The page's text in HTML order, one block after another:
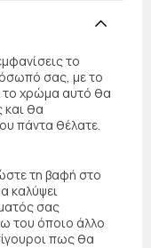
το
σας, με το
το χρώμα αυτό θα
και θα
πάντα θέλατε.
τη βαφή στο
καλύψει
σας
του όποιο άλλο
πως θα